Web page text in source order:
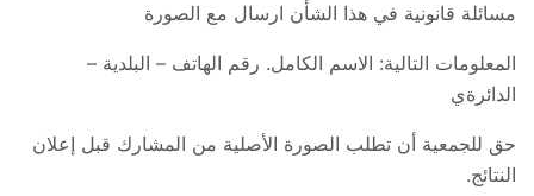
مسائلة قانونية في هذا الشأن ارسال مع الصورة
المعلومات التالية: الاسم الكامل. رقم الهاتف – البلدية –
الدائرةي
حق للجمعية أن تطلب الصورة الأصلية من المشارك قبل إعلان
النتائج.